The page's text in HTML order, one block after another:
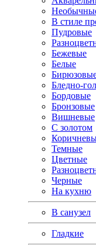
В стиле
Пудровые
Бежевые
Белые
Бледно-
Бордовые
Бронзовые
Вишневые
С золотом
Темные
Цветные
Черные
На кухню
В санузел
Гладкие